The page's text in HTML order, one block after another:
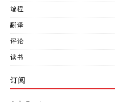
编程
翻译
评论
读书
订阅